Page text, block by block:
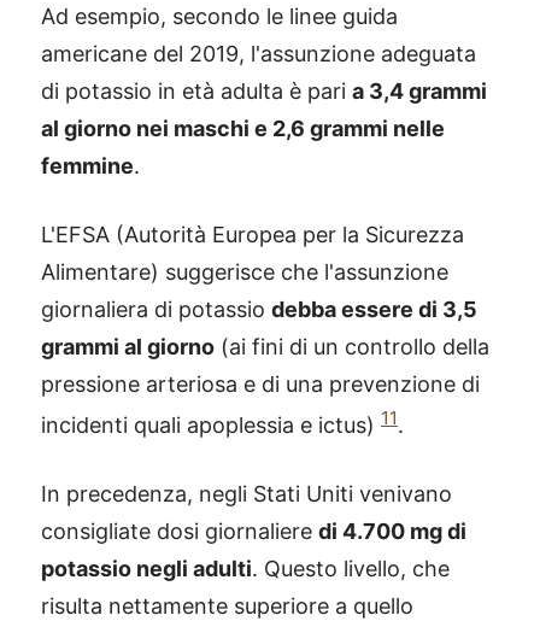
Ad esempio, secondo le linee guida
americane del 2019, l'assunzione adeguata
di potassio in età adulta è pari a 3,4 grammi
al giorno nei maschi e 2,6 grammi nelle
femmine.
L'EFSA (Autorità Europea per la Sicurezza
Alimentare) suggerisce che l'assunzione
giornaliera di potassio debba essere di 3,5
grammi al giorno (ai fini di un controllo della
pressione arteriosa e di una prevenzione di
incidenti quali apoplessia e ictus) 11.
In precedenza, negli Stati Uniti venivano
consigliate dosi giornaliere di 4.700 mg di
potassio negli adulti. Questo livello, che
risulta nettamente superiore a quello